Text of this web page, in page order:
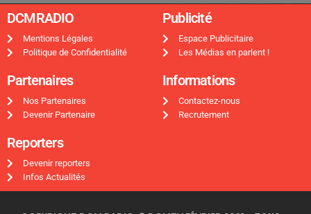
DCMRADIO​
Mentions Légales
Politique de Confidentialité
Publicité ​
Espace Publicitaire
Les Médias en parlent !
Partenaires
Nos Partenaires
Devenir Partenaire
Informations
Contactez-nous
Recrutement
Reporters
Devenir reporters
Infos Actualités